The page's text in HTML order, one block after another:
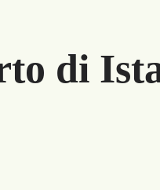
di